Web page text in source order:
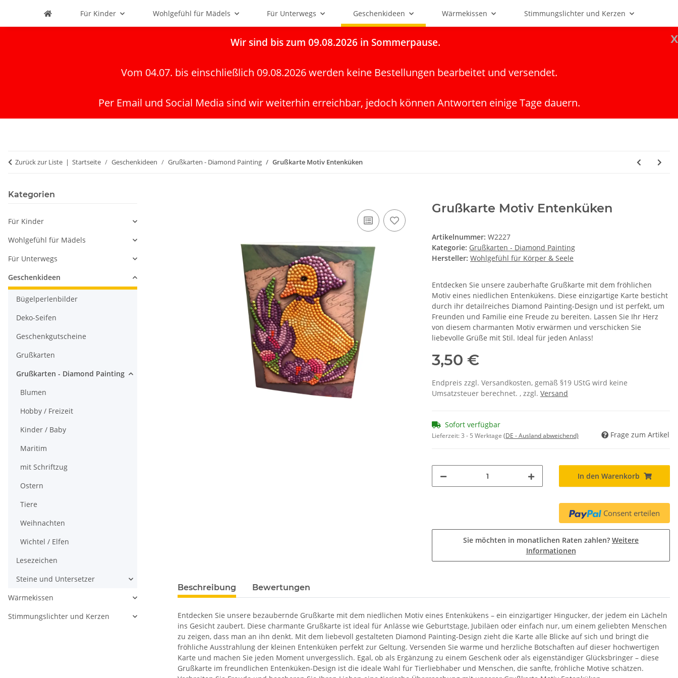
Für Kinder Wohlgefühl für Mädels Für Unterwegs Geschenkideen Wärmekissen Stimmungslichter und Kerzen
x
Wir sind bis zum 09.08.2026 in Sommerpause.
Vom 04.07. bis einschließlich 09.08.2026 werden keine Bestellungen bearbeitet und versendet.
Per Email und Social Media sind wir weiterhin erreichbar, jedoch können Antworten einige Tage dauern.
Zurück zur Liste Startseite Geschenkideen Grußkarten - Diamond Painting Grußkarte Motiv Entenküken
Grußkarte Motiv Entenküken
Artikelnummer: W2227
Kategorie: Grußkarten - Diamond Painting
Hersteller: Wohlgefühl für Körper & Seele
Entdecken Sie unsere zauberhafte Grußkarte mit dem fröhlichen
Motiv eines niedlichen Entenkükens. Diese einzigartige Karte besticht
durch ihr detailreiches Diamond Painting-Design und ist perfekt, um
Freunden und Familie eine Freude zu bereiten. Lassen Sie Ihr Herz
von diesem charmanten Motiv erwärmen und verschicken Sie
liebevolle Grüße mit Stil. Ideal für jeden Anlass!
3,50 €
Endpreis zzgl. Versandkosten, gemäß §19 UStG wird keine
Umsatzsteuer berechnet. , zzgl. Versand
Sofort verfügbar
Lieferzeit:3 - 5 Werktage (DE - Ausland abweichend) Frage zum Artikel
In den Warenkorb
Consent erteilen
Sie möchten in monatlichen Raten zahlen? Weitere
Informationen
Beschreibung Bewertungen
Entdecken Sie unsere bezaubernde Grußkarte mit dem niedlichen Motiv eines Entenkükens – ein einzigartiger Hingucker, der jedem ein Lächeln
ins Gesicht zaubert. Diese charmante Grußkarte ist ideal für Anlässe wie Geburtstage, Jubiläen oder einfach nur, um einem geliebten Menschen
zu zeigen, dass man an ihn denkt. Mit dem liebevoll gestalteten Diamond Painting-Design zieht die Karte alle Blicke auf sich und bringt die
fröhliche Ausstrahlung der kleinen Entenküken perfekt zur Geltung. Versenden Sie warme und herzliche Botschaften auf dieser hochwertigen
Karte und machen Sie jeden Moment unvergesslich. Egal, ob als Ergänzung zu einem Geschenk oder als eigenständiger Glücksbringer – diese
Grußkarte im freundlichen Entenküken-Design ist die ideale Wahl für Tierliebhaber und Menschen, die sanfte, fröhliche Motive schätzen.
Kategorien
Für Kinder
Wohlgefühl für Mädels
Für Unterwegs
Geschenkideen
Bügelperlenbilder
Deko-Seifen
Geschenkgutscheine
Grußkarten
Grußkarten - Diamond Painting
Blumen
Hobby / Freizeit
Kinder / Baby
Maritim
mit Schriftzug
Ostern
Tiere
Weihnachten
Wichtel / Elfen
Lesezeichen
Steine und Untersetzer
Wärmekissen
Stimmungslichter und Kerzen